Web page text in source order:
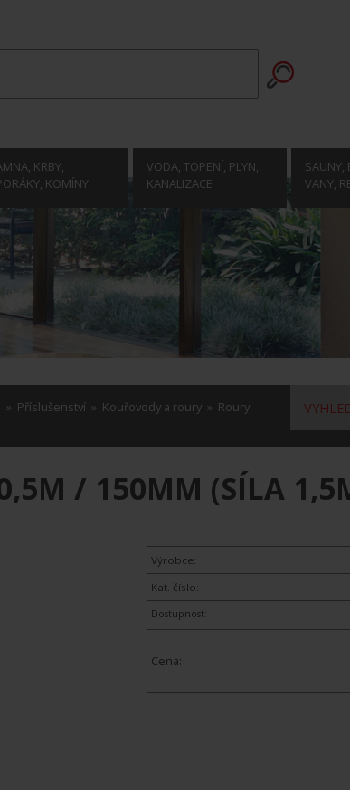
KRBY,
KOMÍNY
VODA, TOPENÍ, PLYN,
KANALIZACE
SAUNY,
VANY,
» Příslušenství » Kouřovody a roury » Roury
/ 150MM (SÍLA
Výrobce:
Kat. číslo:
Dostupnost:
Cena: